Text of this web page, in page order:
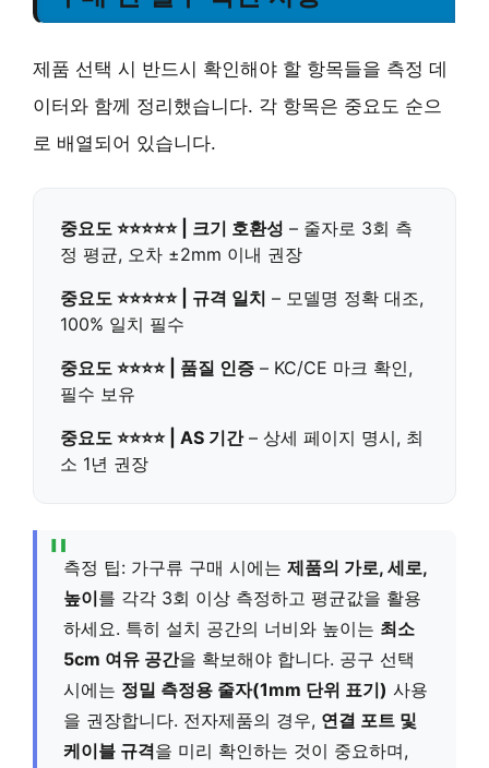
제품 선택 시 반드시 확인해야 할 항목들을 측정 데
이터와 함께 정리했습니다. 각 항목은 중요도 순으
로 배열되어 있습니다.
중요도 ⭐⭐⭐⭐⭐ | 크기 호환성 – 줄자로 3회 측
정 평균, 오차 ±2mm 이내 권장
중요도 ⭐⭐⭐⭐⭐ | 규격 일치 – 모델명 정확 대조,
100% 일치 필수
중요도 ⭐⭐⭐⭐ | 품질 인증 – KC/CE 마크 확인,
필수 보유
중요도 ⭐⭐⭐⭐ | AS 기간– 상세 페이지 명시, 최
소 1년 권장
측정 팁: 가구류 구매 시에는 제품의 가로, 세로,
높이를 각각 3회 이상 측정하고 평균값을 활용
하세요. 특히 설치 공간의 너비와 높이는 최소
5cm 여유 공간을 확보해야 합니다. 공구 선택
시에는 정밀 측정용 줄자(1mm 단위 표기) 사용
을 권장합니다. 전자제품의 경우, 연결 포트 및
케이블 규격을 미리 확인하는 것이 중요하며,